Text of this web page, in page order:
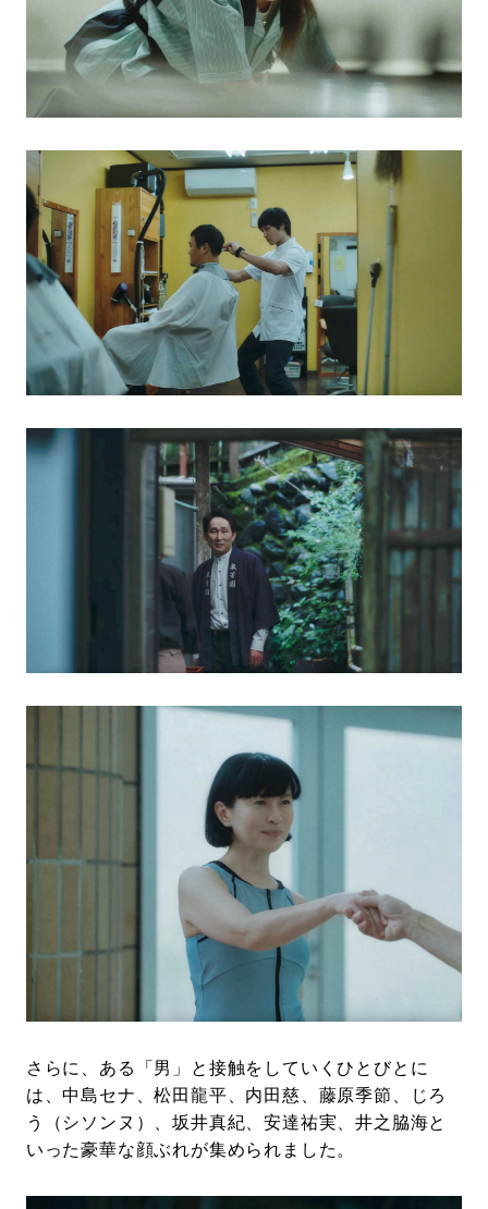
さらに、ある「男」と接触をしていくひとびとに
は、中島セナ、松田龍平、内田慈、藤原季節、じろ
う（シソンヌ）、坂井真紀、安達祐実、井之脇海と
いった豪華な顔ぶれが集められました。